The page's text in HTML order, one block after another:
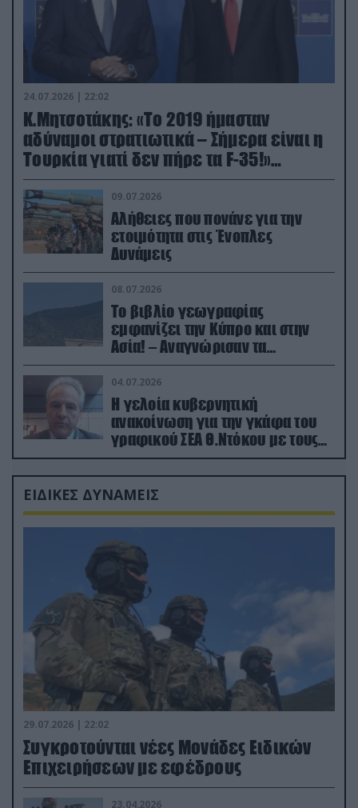
24.07.2026 | 22:02
Κ.Μητσοτάκης: «Το 2019 ήμασταν
αδύναμοι στρατιωτικά – Σήμερα είναι η
Τουρκία γιατί δεν πήρε τα F-35!»
(βίντεο)
09.07.2026
Αλήθειες που πονάνε για την
ετοιμότητα στις Ένοπλες
Δυνάμεις
08.07.2026
Το βιβλίο γεωγραφίας
εμφανίζει την Κύπρο και στην
Ασία! – Αναγνώρισαν τα
κατεχόμενα; (φωτο)
04.07.2026
Η γελοία κυβερνητική
ανακοίνωση για την γκάφα του
γραφικού ΣΕΑ Θ.Ντόκου με τους
Ρώσους φαρσέρ
ΕΙΔΙΚΕΣ ΔΥΝΑΜΕΙΣ
29.07.2026 | 22:02
Συγκροτούνται νέες Μονάδες Ειδικών
Επιχειρήσεων με εφέδρους
23.04.2026